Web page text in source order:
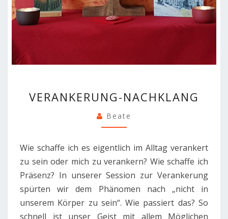
NACHKLANG
VERANKERUNG-NACHKLANG
Beate
Wie schaffe ich es eigentlich im Alltag verankert
zu sein oder mich zu verankern? Wie schaffe ich
Präsenz? In unserer Session zur Verankerung
spürten wir dem Phänomen nach „nicht in
unserem Körper zu sein“. Wie passiert das? So
schnell ist unser Geist mit allem Möglichen